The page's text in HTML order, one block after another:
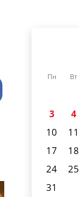
Пн Вт
3
4
10
11
17
18
24
25
31